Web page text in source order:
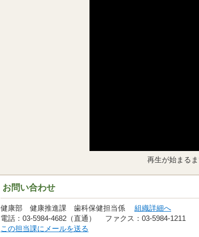
再生が始まる
お問い合わせ
健康部 健康推進課 歯科保健担当係 組織詳細へ
電話：03-5984-4682（直通） ファクス：03-5984-1211
この担当課にメールを送る